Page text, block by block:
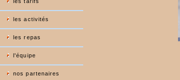
les activités
les repas
l'équipe
nos partenaires